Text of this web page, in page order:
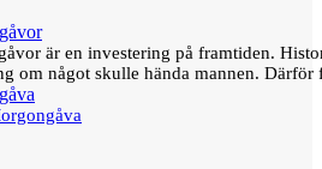
är en investering på framtiden.
om något skulle hända mannen.